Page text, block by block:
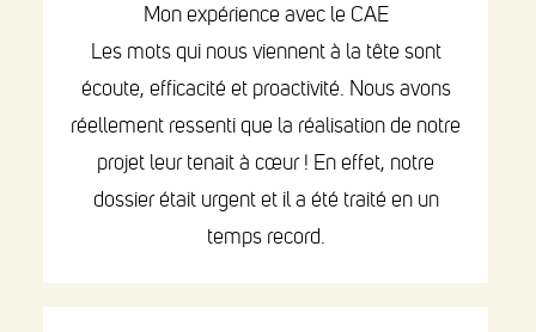
Mon expérience avec le CAE
Les mots qui nous viennent à la tête sont
écoute, efficacité et proactivité. Nous avons
réellement ressenti que la réalisation de notre
projet leur tenait à cœur ! En effet, notre
dossier était urgent et il a été traité en un
temps record.